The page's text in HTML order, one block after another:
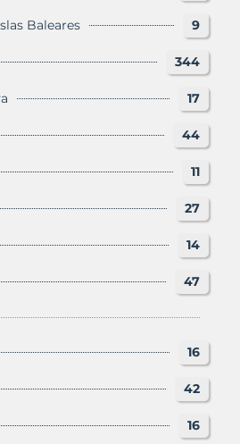
Baleares 9
344
17
44
11
27
14
47
16
42
16